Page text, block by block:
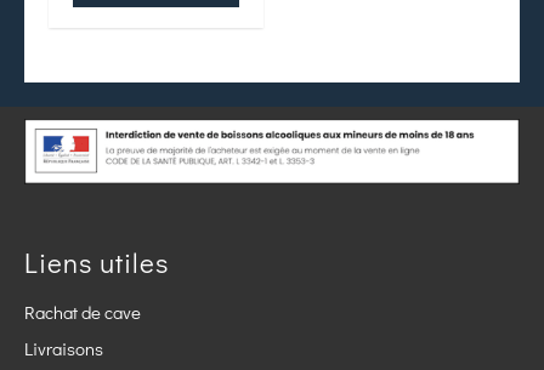
Liens utiles
Rachat de cave
Livraisons